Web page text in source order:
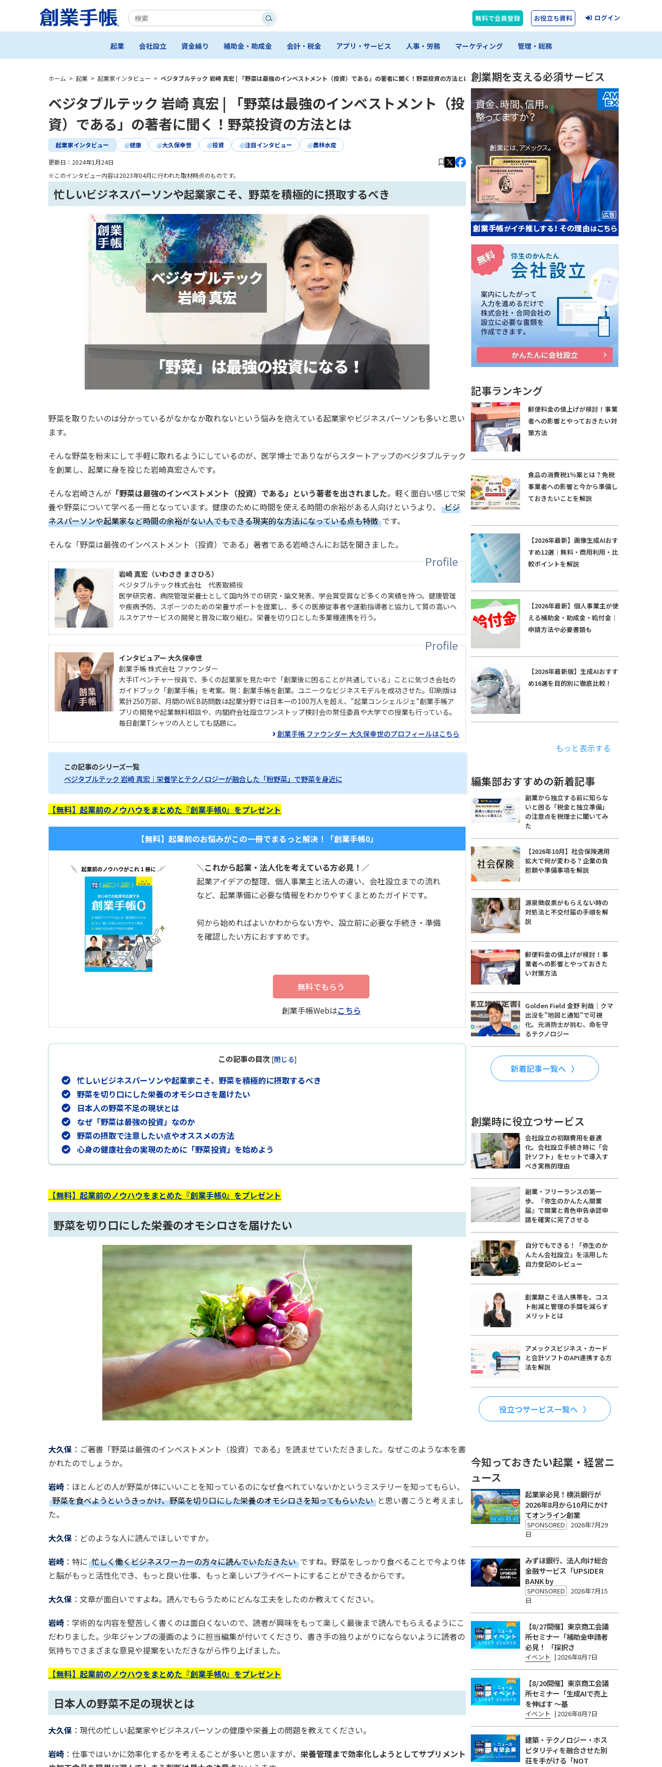
無料で会員登録 お役立ち資料 ログイン
起業 会社設立 資金繰り 補助金・助成金 会計・税金 アプリ・サービス 人事・労務 マーケティング 管理・総務
ホーム > 起業 > 起業家インタビュー > ベジタブルテック 岩崎 真宏 | 「野菜は最強のインベストメント（投資）である」の著者に聞く！野菜投資の方法とは
ベジタブルテック 岩崎 真宏 | 「野菜は最強のインベストメント（投
資）である」の著者に聞く！野菜投資の方法とは
起業家インタビュー 健康 大久保幸世 投資 注目インタビュー 農林水産
更新日： 2024年1月24日
※このインタビュー内容は2023年04月に行われた取材時点のものです。
忙しいビジネスパーソンや起業家こそ、野菜を積極的に摂取するべき
野菜を取りたいのは分かっているがなかなか取れないという悩みを抱えている起業家やビジネスパーソンも多いと思い
ます。
そんな野菜を粉末にして手軽に取れるようにしているのが、医学博士でありながらスタートアップのベジタブルテック
を創業し、起業に身を投じた岩崎真宏さんです。
そんな岩崎さんが 「野菜は最強のインベストメント（投資）である」という著者を出されました。軽く面白い感じで栄
養や野菜について学べる一冊となっています。健康のために時間を使える時間の余裕がある人向けというより、
ビジ
ネスパーソンや起業家など時間の余裕がない人でもできる現実的な方法になっている点も特徴 です。
そんな「野菜は最強のインベストメント（投資）である」著者である岩崎さんにお話を聞きました。
岩崎 真宏（いわさき まさひろ）
ベジタブルテック株式会社 代表取締役
医学研究者、病院管理栄養士として国内外での研究・論文発表、学会賞受賞など多くの実績を持つ。健康管理
や疾病予防、スポーツのための栄養サポートを提案し、多くの医療従事者や運動指導者と協力して質の高いヘ
ルスケアサービスの開発と普及に取り組む。栄養を切り口とした多業種連携を行う。
インタビュアー 大久保幸世
創業手帳 株式会社 ファウンダー
大手ITベンチャー役員で、多くの起業家を見た中で「創業後に困ることが共通している」ことに気づき会社の
ガイドブック「創業手帳」を考案。現：創業手帳を創業。ユニークなビジネスモデルを成功させた。印刷版は
累計250万部、月間のWEB訪問数は起業分野では日本一の100万人を超え、“起業コンシェルジェ“創業手帳ア
プリの開発や起業無料相談や、内閣府会社設立ワンストップ検討会の常任委員や大学での授業も行っている。
毎日創業Tシャツの人としても話題に。
創業手帳 ファウンダー 大久保幸世のプロフィールはこちら
この記事のシリーズ一覧
ベジタブルテック 岩崎 真宏｜栄養学とテクノロジーが融合した「粉野菜」で野菜を身近に
【無料】起業前のノウハウをまとめた『創業手帳0』をプレゼント
【無料】起業前のお悩みがこの一冊でまるっと解決！「創業手帳0」
＼これから起業・法人化を考えている方必見！／
起業アイデアの整理、個人事業主と法人の違い、会社設立までの流れ
など、起業準備に必要な情報をわかりやすくまとめたガイドです。
何から始めればよいかわからない方や、設立前に必要な手続き・準備
を確認したい方におすすめです。
無料でもらう
創業手帳Webはこちら
この記事の目次 [閉じる]
忙しいビジネスパーソンや起業家こそ、野菜を積極的に摂取するべき
野菜を切り口にした栄養のオモシロさを届けたい
日本人の野菜不足の現状とは
なぜ「野菜は最強の投資」なのか
野菜の摂取で注意したい点やオススメの方法
心身の健康社会の実現のために「野菜投資」を始めよう
【無料】起業前のノウハウをまとめた『創業手帳0』をプレゼント
野菜を切り口にした栄養のオモシロさを届けたい
大久保 ：ご著書「野菜は最強のインベストメント（投資）である」を読ませていただきました。なぜこのような本を書
かれたのでしょうか。
岩崎 ：ほとんどの人が野菜が体にいいことを知っているのになぜ食べれていないかというミステリーを知ってもらい、
野菜を食べようというきっかけ、野菜を切り口にした栄養のオモシロさを知ってもらいたい と思い書こうと考えまし
た。
大久保 ：どのような人に読んでほしいですか。
岩崎 ：特に 忙しく働くビジネスワーカーの方々に読んでいただきたい ですね。野菜をしっかり食べることで今より体
と脳がもっと活性化でき、もっと良い仕事、もっと楽しいプライベートにすることができるからです。
大久保 ：文章が面白いですよね。読んでもらうためにどんな工夫をしたのか教えてください。
岩崎 ：学術的な内容を堅苦しく書くのは面白くないので、読者が興味をもって楽しく最後まで読んでもらえるようにこ
だわりました。少年ジャンプの漫画のように担当編集が付いてくださり、書き手の独りよがりにならないように読者の
気持ちでさまざまな意見や提案をいただきながら作り上げました。
【無料】起業前のノウハウをまとめた『創業手帳0』をプレゼント
日本人の野菜不足の現状とは
大久保 ：現代の忙しい起業家やビジネスパーソンの健康や栄養上の問題を教えてください。
岩崎 ：仕事ではいかに効率化するかを考えることが多いと思いますが、 栄養管理まで効率化しようとしてサプリメント
創業期を支える必須サービス
記事ランキング
郵便料金の値上げが検討！事業
者への影響とやっておきたい対
策方法
食品の消費税1％案とは？免税
事業者への影響と今から準備し
ておきたいことを解説
【2026年最新】画像生成AIおす
すめ12選｜無料・商用利用・比
較ポイントを解説
【2026年最新】個人事業主が使
える補助金・助成金・給付金｜
申請方法や必要書類も
【2026年最新版】生成AIおすす
め16選を目的別に徹底比較！
もっと表示する
編集部おすすめの新着記事
副業から独立する前に知らな
いと困る「税金と独立準備」
の注意点を税理士に聞いてみ
た
【2026年10月】社会保険適用
拡大で何が変わる？企業の負
担額や準備事項を解説
源泉徴収票がもらえない時の
対処法と不交付届の手順を解
説
郵便料金の値上げが検討！事
業者への影響とやっておきた
い対策方法
Golden Field 金野 利哉｜クマ
出没を”地図と通知”で可視
化。元消防士が挑む、命を守
るテクノロジー
新着記事一覧へ
創業時に役立つサービス
会社設立の初期費用を最適
化。会社設立手続き時に「会
計ソフト」をセットで導入す
べき実務的理由
副業・フリーランスの第一
歩。『弥生のかんたん開業
届』で開業と青色申告承認申
請を確実に完了させる
自分でもできる！「弥生のか
んたん会社設立」を活用した
自力登記のレビュー
創業期こそ法人携帯を。コス
ト削減と管理の手間を減らす
メリットとは
アメックスビジネス・カード
と会計ソフトのAPI連携する方
法を解説
役立つサービス一覧へ
今知っておきたい起業・経営ニ
ュース
起業家必見！横浜銀行が
2026年8月から10月にかけ
てオンライン創業
SPONSORED
2026年7月29
日
みずほ銀行、法人向け総合
金融サービス「UPSIDER
BANK by
SPONSORED
2026年7月15
日
【8/27開催】東京商工会議
所セミナー「補助金申請者
必見！ 「採択さ
イベント | 2026年8月7日
【8/20開催】東京商工会議
所セミナー「生成AIで売上
を伸ばす 〜基
イベント | 2026年8月7日
建築・テクノロジー・ホス
ピタリティを融合させた別
荘を手がける「NOT